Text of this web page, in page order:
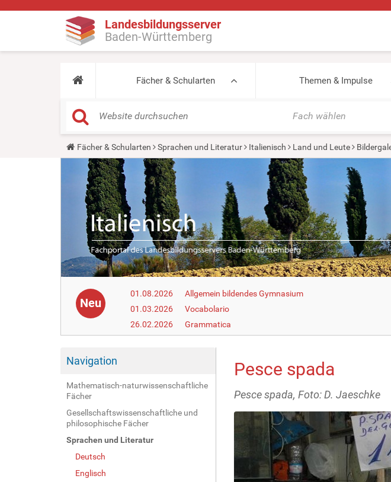
Landesbildungsserver
Baden-Württemberg
Fächer & Schularten Themen & Impulse
Fach wählen
Y
o
Fächer & Schularten Sprachen und Literatur Italienisch Land und Leute
Neu
01.08.2026
Allgemein bildendes Gymnasium
01.03.2026
Vocabolario
26.02.2026
Grammatica
Navigation
Mathematisch-naturwissenschaftliche
Fächer
Gesellschaftswissenschaftliche und
philosophische Fächer
Sprachen und Literatur
Deutsch
Englisch
Pesce spada
Pesce spada, Foto: D. Jaeschke